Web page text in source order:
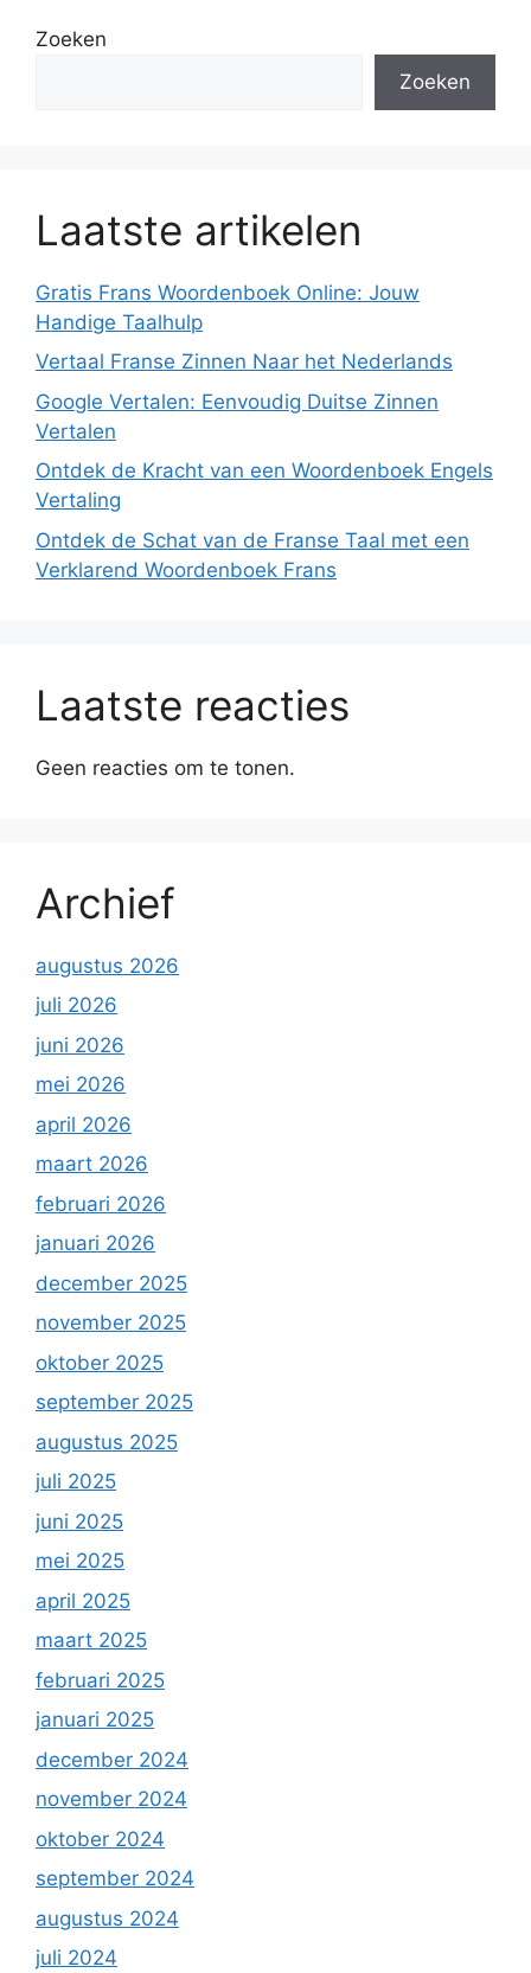
Zoeken
Zoeken
Laatste artikelen
Gratis Frans Woordenboek Online: Jouw
Handige Taalhulp
Vertaal Franse Zinnen Naar het Nederlands
Google Vertalen: Eenvoudig Duitse Zinnen
Vertalen
Ontdek de Kracht van een Woordenboek Engels
Vertaling
Ontdek de Schat van de Franse Taal met een
Verklarend Woordenboek Frans
Laatste reacties
Geen reacties om te tonen.
Archief
augustus 2026
juli 2026
juni 2026
mei 2026
april 2026
maart 2026
februari 2026
januari 2026
december 2025
november 2025
oktober 2025
september 2025
augustus 2025
juli 2025
juni 2025
mei 2025
april 2025
maart 2025
februari 2025
januari 2025
december 2024
november 2024
oktober 2024
september 2024
augustus 2024
juli 2024